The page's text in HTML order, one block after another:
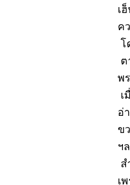
เ
ค
โ
ต
พ
เ
อ่
ข
ฯ
ส
เ